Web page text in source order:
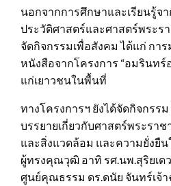
นอกจากการศึกษาและเรียนรู้จ
ประวัติศาสตร์และศาสตร์พระร
จัดกิจกรรมเพื่อสังคม ได้แก่ กา
หนังสือจากโครงการ “อมรินทร์
แก่เยาวชนในพื้นที่
ทางโครงการฯ ยังได้จัดกิจกรร
บรรยายเกี่ยวกับศาสตร์พระรา
และสิ่งแวดล้อม และความยั่งยื
ผู้ทรงคุณวุฒิ อาทิ รศ.นพ.สุริยเด
ศูนย์คุณธรรม ดร.ดนัย จันทร์เจ้